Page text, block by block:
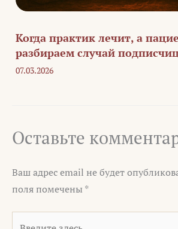
Когда практик лечит, а
разбираем случай
07.03.2026
Оставьте
Ваш адрес email не будет
поля помечены *